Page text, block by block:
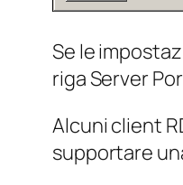
Se le
rigaServer
Alcuni client
supportare